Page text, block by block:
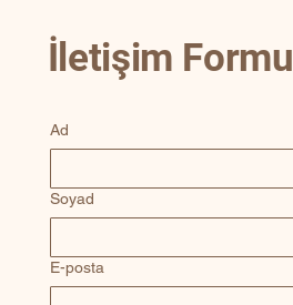
İletişim Formu
Ad
Soyad
E-posta